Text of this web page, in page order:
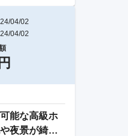
04/02
04/02
能な高級ホ
夜景が綺麗